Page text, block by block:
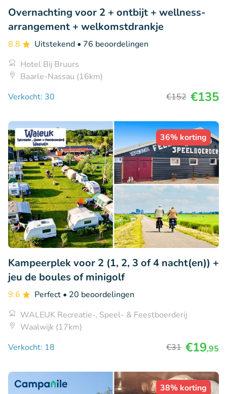
Overnachting voor 2 + ontbijt + wellness-
arrangement + welkomstdrankje
8.8 Uitstekend • 76 beoordelingen
Hotel Bij Bruurs
Baarle-Nassau (16km)
Verkocht: 30
€152 €135
36% korting
Kampeerplek voor 2 (1, 2, 3 of 4 nacht(en)) +
jeu de boules of minigolf
9.6 Perfect • 20 beoordelingen
WALEUK Recreatie-, Speel- & Feestboerderij
Waalwijk (17km)
Verkocht: 18
€31 €19,95
38% korting